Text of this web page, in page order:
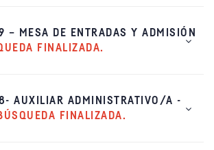
– MESA DE ENTRADAS Y ADMISIÓN
FINALIZADA.
AUXILIAR ADMINISTRATIVO/A -
FINALIZADA.